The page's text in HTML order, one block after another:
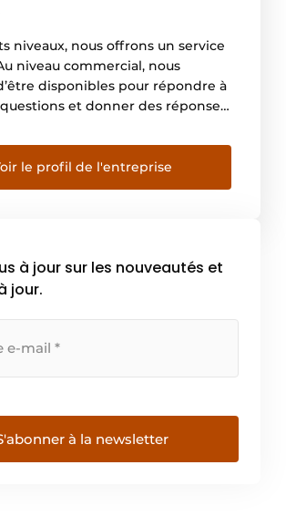
niveaux, nous offrons un service
niveau commercial, nous
disponibles pour répondre à
et donner des réponses
Dans ce choix, nous
de votre parc de pelles
et du type de travaux à […]
le profil de l'entreprise
à jour sur les nouveautés et
jour.
à la newsletter